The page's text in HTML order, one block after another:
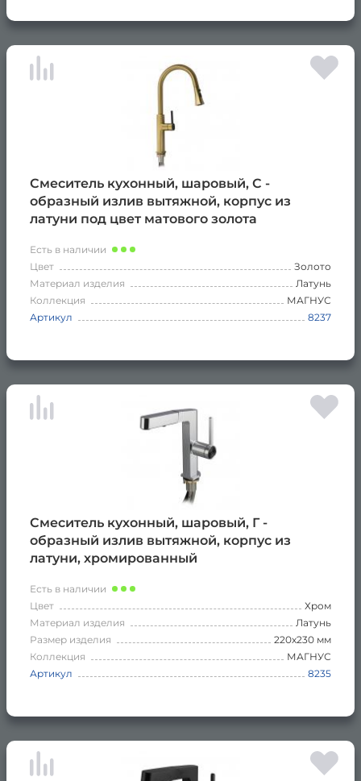
Смеситель кухонный, шаровый, С -
образный излив вытяжной, корпус из
латуни под цвет матового золота
Есть в наличии
Цвет
Золото
Материал изделия
Латунь
Коллекция
МАГНУС
Артикул
8237
Смеситель кухонный, шаровый, Г -
образный излив вытяжной, корпус из
латуни, хромированный
Есть в наличии
Цвет
Хром
Материал изделия
Латунь
Размер изделия
220х230 мм
Коллекция
МАГНУС
Артикул
8235